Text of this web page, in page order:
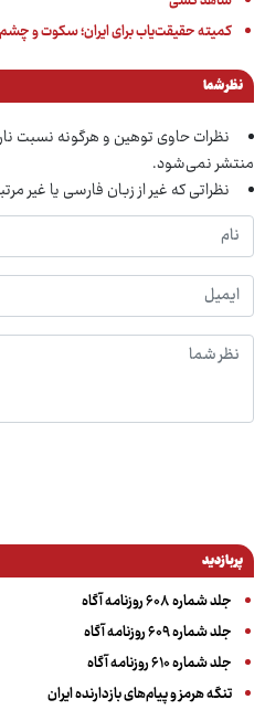
کمیته حقیقت‌یاب برای ایران؛ سکوت و
نظر شما
نظرات حاوی توهین و هرگونه نسبت
منتشر نمی‌شود.
نظراتی که غیر از زبان فارسی یا غیر
پربازدید
جلد شماره ۶۰۸ روزنامه آگاه
جلد شماره ۶۰۹ روزنامه آگاه
جلد شماره ۶۱۰ روزنامه آگاه
تنگه هرمز و پیام‌های بازدارنده ایران